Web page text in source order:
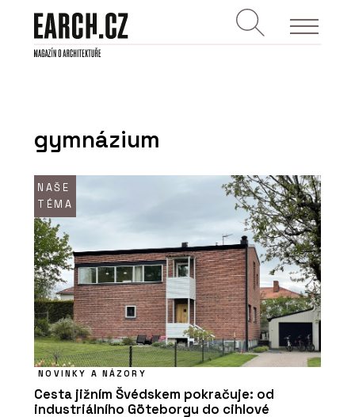
gymnázium
NAŠE
TÉMA
NOVINKY A NÁZORY
Cesta jižním Švédskem pokračuje: od
industriálního Göteborgu do cihlové